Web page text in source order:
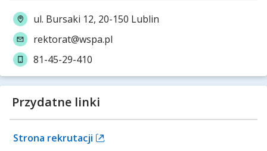
ul. Bursaki 12, 20-150 Lublin
rektorat@wspa.pl
81-45-29-410
Przydatne linki
Strona rekrutacji